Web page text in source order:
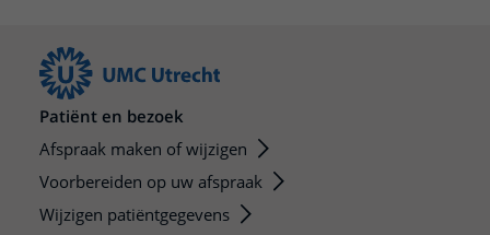
Patiënt en bezoek
Afspraak maken of wijzigen
Voorbereiden op uw afspraak
Wijzigen patiëntgegevens